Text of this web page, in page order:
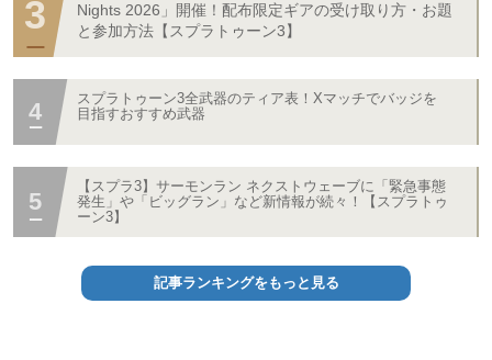
Nights 2026」開催！配布限定ギアの受け取り方・お題
と参加方法【スプラトゥーン3】
スプラトゥーン3全武器のティア表！Xマッチでバッジを
目指すおすすめ武器
【スプラ3】サーモンラン ネクストウェーブに「緊急事態
発生」や「ビッグラン」など新情報が続々！【スプラトゥ
ーン3】
記事ランキングをもっと見る